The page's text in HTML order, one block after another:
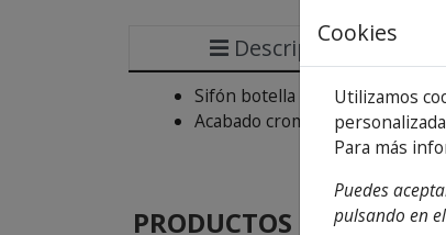
Descripción
Sifón botella corto extensible,
Acabado cromo.
PRODUCTOS DE LA
Cookies
Utilizamos
Para más
Puedes
pulsando en